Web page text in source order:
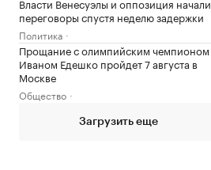
переговоры спустя неделю задержки
Политика
Прощание с олимпийским чемпионом
Иваном Едешко пройдет 7 августа в
Москве
Общество
Загрузить еще